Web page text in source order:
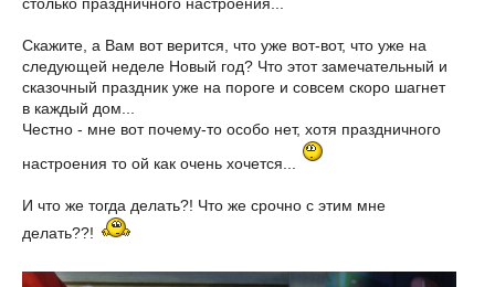
столько праздничного настроения...
Скажите, а Вам вот верится, что уже вот-вот, что уже на
следующей неделе Новый год? Что этот замечательный и
сказочный праздник уже на пороге и совсем скоро шагнет
в каждый дом...
Честно - мне вот почему-то особо нет, хотя праздничного
настроения то ой как очень хочется...
И что же тогда делать?! Что же срочно с этим мне
делать??!